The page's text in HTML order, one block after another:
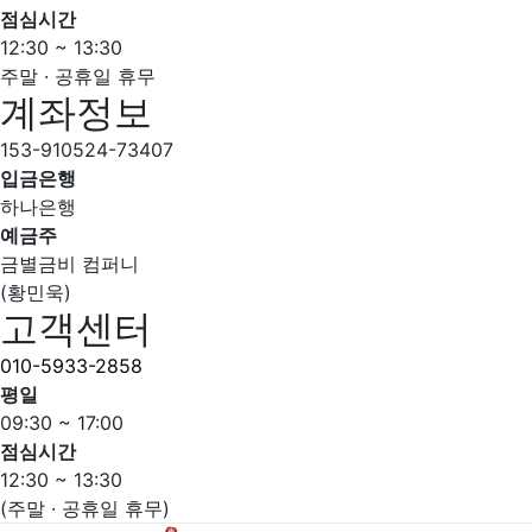
점심시간
12:30 ~ 13:30
주말 · 공휴일 휴무
계좌정보
153-910524-73407
입금은행
하나은행
예금주
금별금비 컴퍼니
(황민욱)
고객센터
010-5933-2858
평일
09:30 ~ 17:00
점심시간
12:30 ~ 13:30
(주말 · 공휴일 휴무)